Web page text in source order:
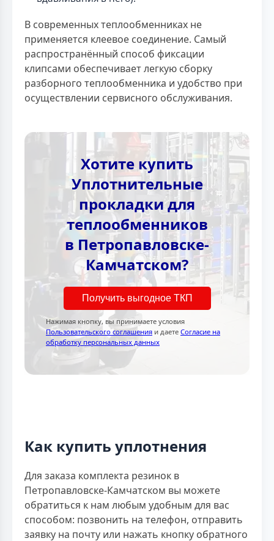
В современных теплообменниках не
применяется клеевое соединение. Самый
распространённый способ фиксации
клипсами обеспечивает легкую сборку
разборного теплообменника и удобство при
осуществлении сервисного обслуживания.
Хотите купить
Уплотнительные
прокладки для
теплообменников
в Петропавловске-
Камчатском?
Получить выгодное ТКП
Нажимая кнопку, вы принимаете условия
Пользовательского соглашения и даете Согласие на
обработку персональных данных
Как купить уплотнения
Для заказа комплекта резинок в
Петропавловске-Камчатском вы можете
обратиться к нам любым удобным для вас
способом: позвонить на телефон, отправить
заявку на почту или нажать кнопку обратного